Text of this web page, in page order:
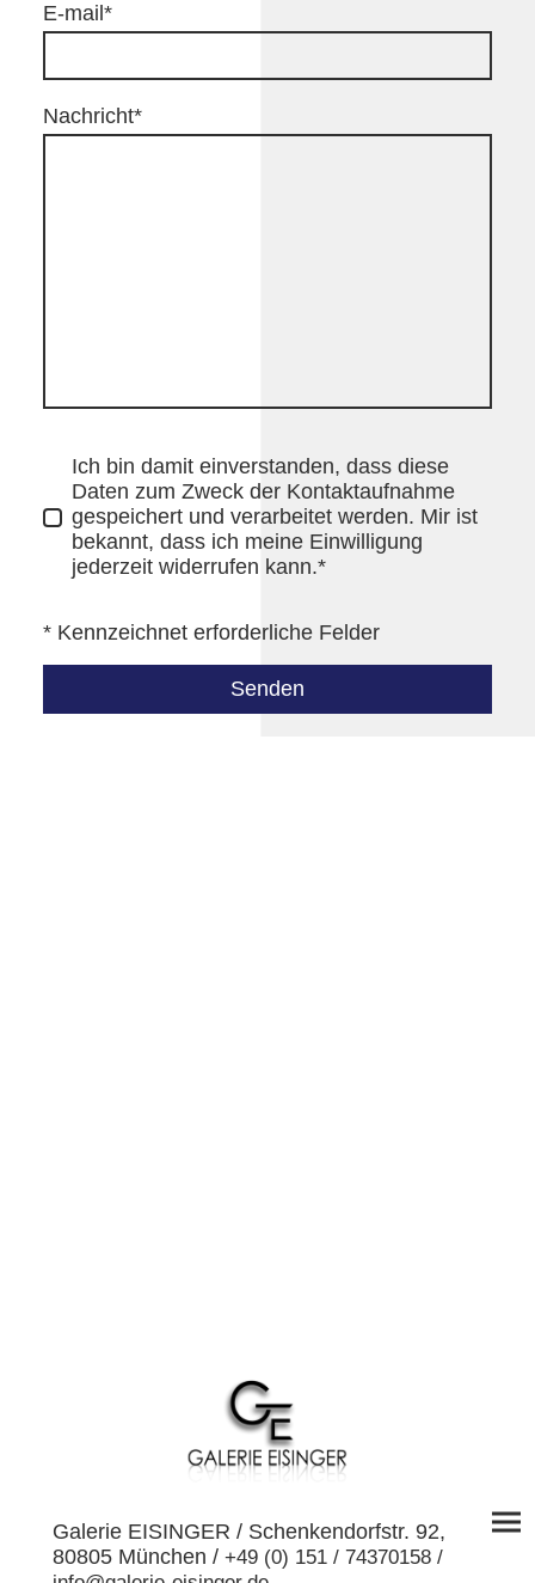
E-mail *
Nachricht*
Ich bin damit einverstanden, dass diese
Daten zum Zweck der Kontaktaufnahme
gespeichert und verarbeitet werden. Mir ist
bekannt, dass ich meine Einwilligung
jederzeit widerrufen kann.*
* Kennzeichnet erforderliche Felder
Senden
Galerie EISINGER / Schenkendorfstr. 92,
80805 München / +49 (0) 151 / 74370158 /